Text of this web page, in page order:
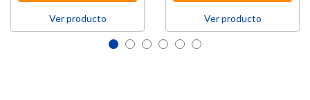
Ver producto Ver producto